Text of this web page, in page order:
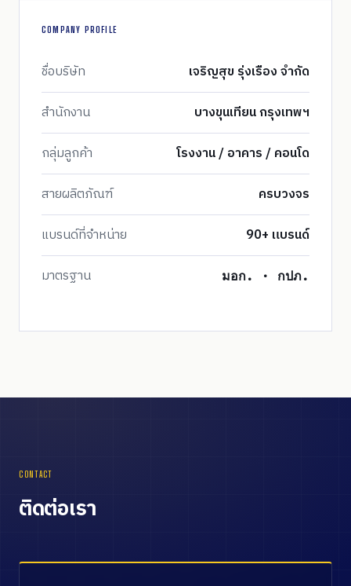
COMPANY PROFILE
ชื่อบริษัท
เจริญสุข รุ่งเรือง จำกัด
สำนักงาน
บางขุนเทียน กรุงเทพฯ
กลุ่มลูกค้า
โรงงาน / อาคาร / คอนโด
สายผลิตภัณฑ์
ครบวงจร
แบรนด์ที่จำหน่าย
90+ แบรนด์
มาตรฐาน
มอก. · กปภ.
CONTACT
ติดต่อเรา